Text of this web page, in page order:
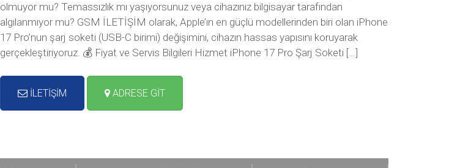
olmuyor mu? Temassızlık mı yaşıyorsunuz veya cihazınız bilgisayar tarafından
algılanmıyor mu? GSM İLETİŞİM olarak, Apple’ın en güçlü modellerinden biri olan iPhone
17 Pro’nun şarj soketi (USB-C birimi) değişimini, cihazın hassas yapısını koruyarak
gerçekleştiriyoruz. 💰 Fiyat ve Servis Bilgileri Hizmet iPhone 17 Pro Şarj Soketi […]
İLETİŞİM ADRESE GİT